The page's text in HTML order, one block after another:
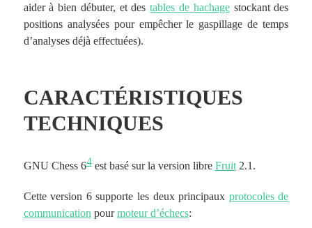
aider à bien débuter, et destables de hachagestockant des
positions analysées pour empêcher le gaspillage de temps
d’analyses déjà effectuées).
CARACTÉRISTIQUES
TECHNIQUES
GNU Chess 64est basé sur la version libre Fruit2.1.
Cette version 6 supporte les deux principaux protocoles de
communication pourmoteur d’échecs: